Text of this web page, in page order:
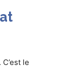
le